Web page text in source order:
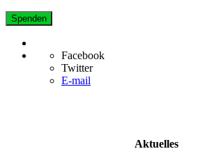
Spenden
Facebook
Twitter
E-mail
Aktuelles